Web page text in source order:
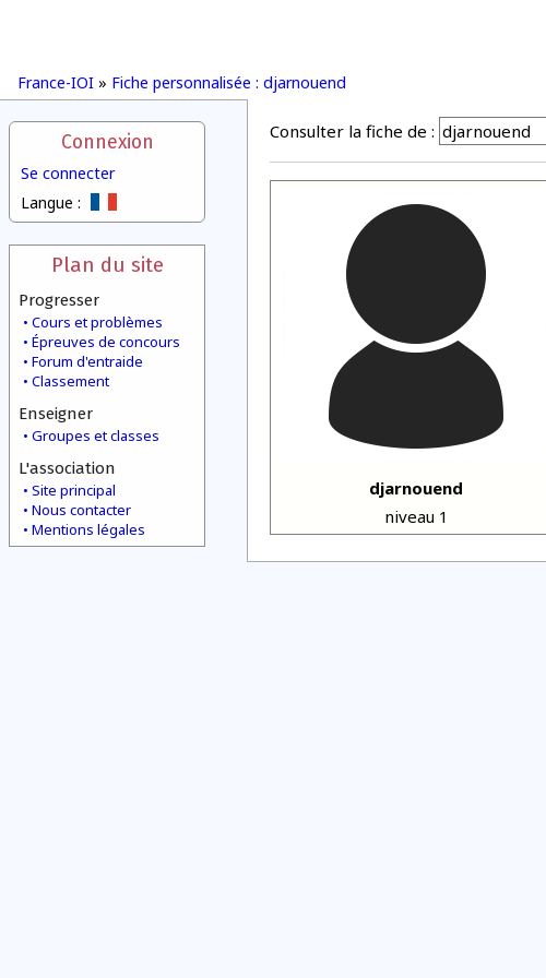
France-IOI » Fiche personnalisée : djarnouend
Connexion
Se connecter
Langue :
Plan du site
Progresser
Cours et problèmes
Épreuves de concours
Forum d'entraide
Classement
Enseigner
Groupes et classes
L'association
Site principal
Nous contacter
Mentions légales
Consulter la fiche de :
djarnouend
niveau 1